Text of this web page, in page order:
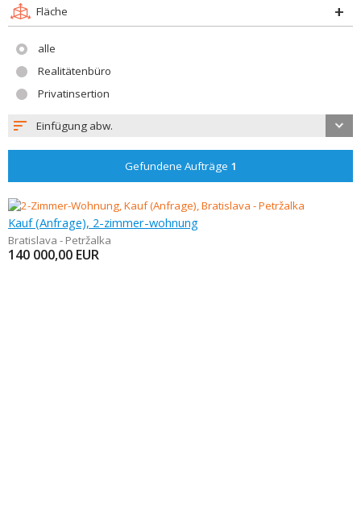
Fläche
alle
Realitätenbüro
Privatinsertion
Einfügung abw.
Gefundene Aufträge 1
Kauf (Anfrage), 2-zimmer-wohnung
Bratislava - Petržalka
140 000,00 EUR